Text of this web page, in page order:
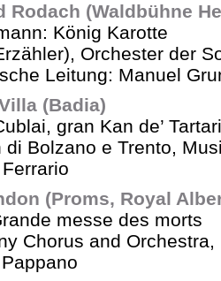
Rodach (Waldbühne
König Karotte
Orchester der
Leitung: Manuel
(Badia)
gran Kan de’
di Bolzano e Trento,
(Proms, Royal
messe des morts
Chorus and